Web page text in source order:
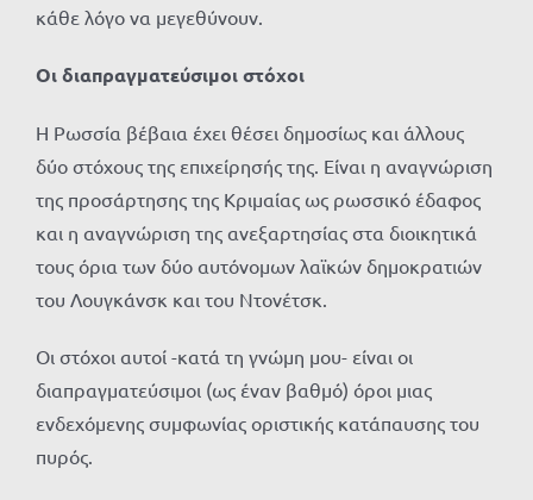
κάθε λόγο να μεγεθύνουν.
Οι διαπραγματεύσιμοι στόχοι
Η Ρωσσία βέβαια έχει θέσει δημοσίως και άλλους
δύο στόχους της επιχείρησής της. Είναι η αναγνώριση
της προσάρτησης της Κριμαίας ως ρωσσικό έδαφος
και η αναγνώριση της ανεξαρτησίας στα διοικητικά
τους όρια των δύο αυτόνομων λαϊκών δημοκρατιών
του Λουγκάνσκ και του Ντονέτσκ.
Οι στόχοι αυτοί -κατά τη γνώμη μου- είναι οι
διαπραγματεύσιμοι (ως έναν βαθμό) όροι μιας
ενδεχόμενης συμφωνίας οριστικής κατάπαυσης του
πυρός.